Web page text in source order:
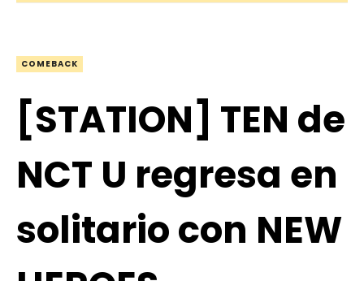
COMEBACK
[STATION] TEN de
NCT U regresa en
solitario con NEW